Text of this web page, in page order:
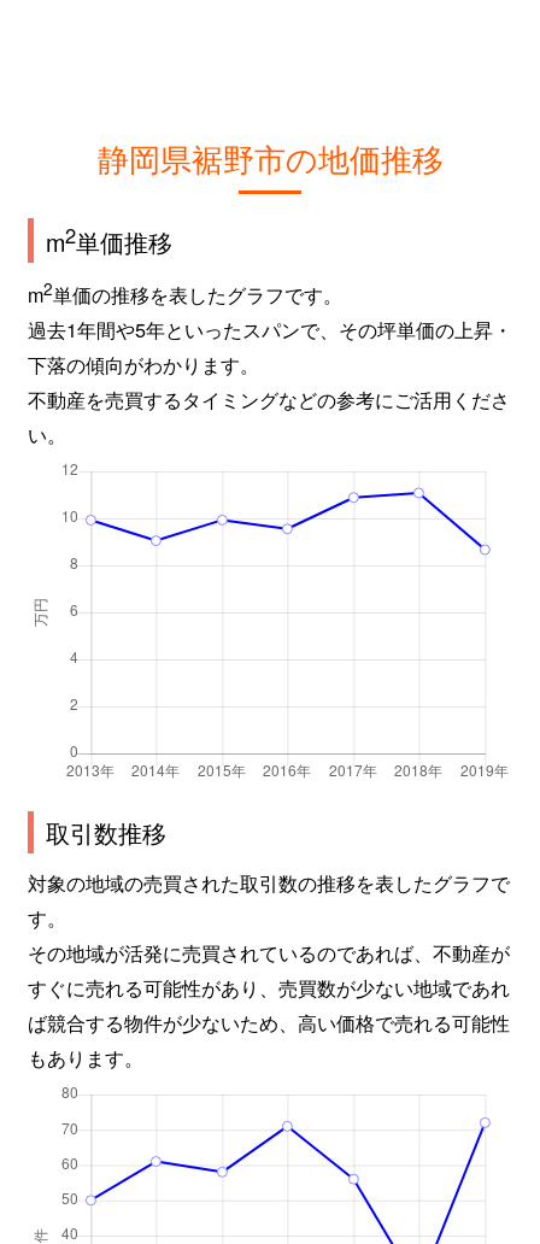
静岡県裾野市の地価推移
m2単価推移
m2単価の推移を表したグラフです。
過去1年間や5年といったスパンで、その坪単価の上昇・
下落の傾向がわかります。
不動産を売買するタイミングなどの参考にご活用くださ
い。
取引数推移
対象の地域の売買された取引数の推移を表したグラフで
す。
その地域が活発に売買されているのであれば、不動産が
すぐに売れる可能性があり、売買数が少ない地域であれ
ば競合する物件が少ないため、高い価格で売れる可能性
もあります。